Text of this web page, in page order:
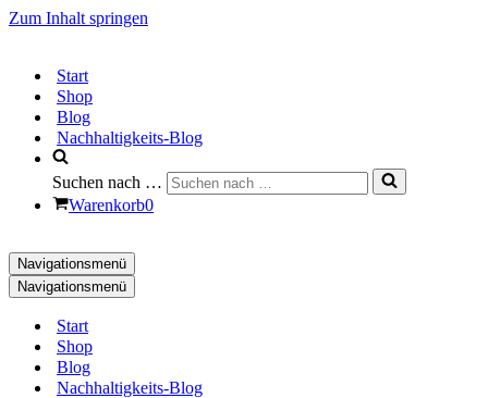
Zum Inhalt springen
Start
Shop
Blog
Nachhaltigkeits-Blog
Suchen nach …
Warenkorb0
Navigationsmenü
Navigationsmenü
Start
Shop
Blog
Nachhaltigkeits-Blog